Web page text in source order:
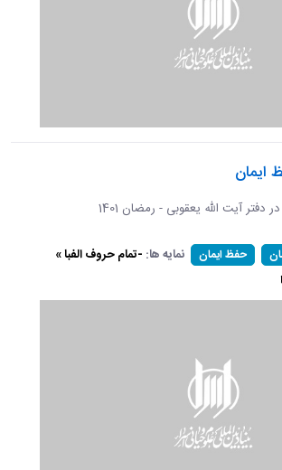
ایمان
دفتر آیت الله یعقوبی - رمضان 1401
حفظ ایمان نمایه ها: -تمام حروف الفبا »